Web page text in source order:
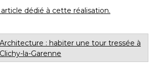
dédié à cette réalisation.
Architecture : habiter une tour tressée à
Clichy-la-Garenne